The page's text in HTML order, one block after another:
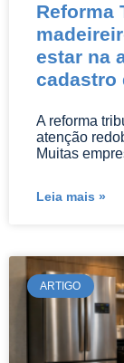
Reforma
estar na
cadastro
A reforma
atenção
Muitas
Leia mais »
ARTIGO